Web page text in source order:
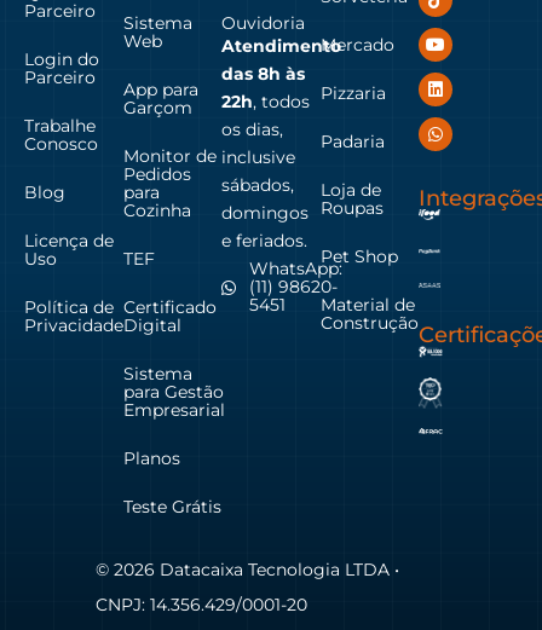
Parceiro
Login do
Parceiro
Trabalhe
Conosco
Blog
Licença de
Uso
Política de
Privacidade
Sistema
Web
App para
Garçom
Monitor de
Pedidos
para
Cozinha
TEF
Certificado
Digital
Sistema
para Gestão
Empresarial
Planos
Teste Grátis
Ouvidoria
Atendimento
das 8h às
22h, todos
os dias,
inclusive
sábados,
domingos
e feriados.
WhatsApp:
(11) 98620-
5451
Mercado
Pizzaria
Padaria
Loja de
Roupas
Pet Shop
Material de
Construção
© 2026 Datacaixa Tecnologia LTDA •
CNPJ: 14.356.429/0001-20